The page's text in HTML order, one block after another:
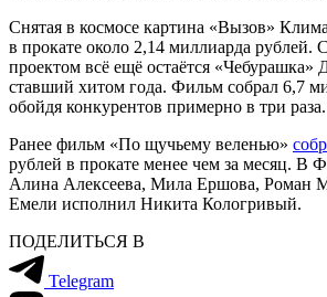
Снятая в космосе картина «Вызов»
в прокате около 2,14 миллиарда
проектом всё ещё остаётся «Чебурашка»
ставший хитом года. Фильм собрал 6,7
обойдя конкурентов примерно в три раза.
Ранее фильм «По щучьему веленью»
рублей в прокате менее чем за месяц. В
Алина Алексеева, Мила Ершова, Роман
Емели исполнил Никита Кологривый.
ПОДЕЛИТЬСЯ В
Telegram